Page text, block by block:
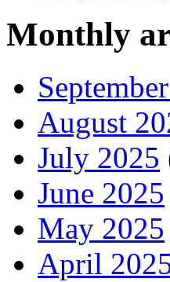
Monthly
August
July 2025
June 2025
May 2025
April